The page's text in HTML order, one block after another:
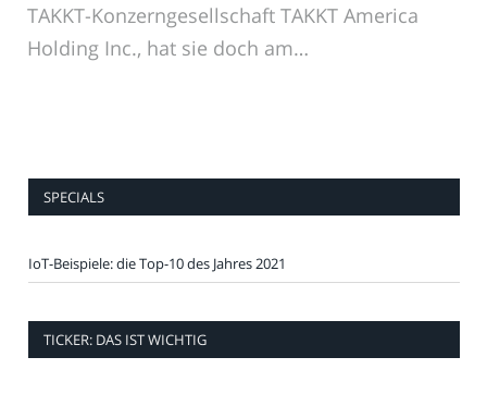
TAKKT-Konzerngesellschaft TAKKT America
Holding Inc., hat sie doch am…
SPECIALS
IoT-Beispiele: die Top-10 des Jahres 2021
TICKER: DAS IST WICHTIG